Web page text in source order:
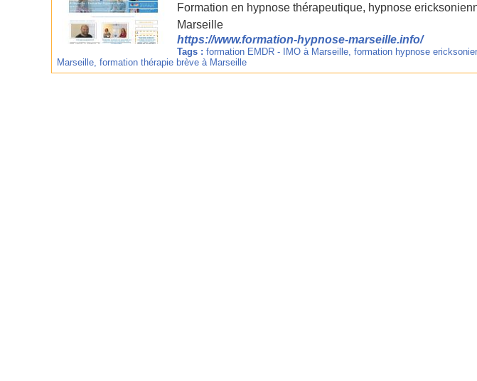
Formation en hypnose thérapeutique, hypnose
Marseille
https://www.formation-hypnose-marseille.info/
Tags : formation EMDR - IMO à Marseille, formation hypnose
Marseille, formation thérapie brève à Marseille